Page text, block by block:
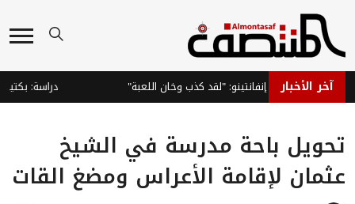
آخر الأخبار
يطالب بإقالة إنفانتينو: "لقد كذب وخان اللعبة" دراسة: بكتيريا
تحويل باحة مدرسة في الشيخ
عثمان لإقامة الأعراس ومضغ القات